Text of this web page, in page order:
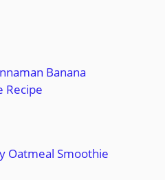
Banana
Recipe
Oatmeal Smoothie